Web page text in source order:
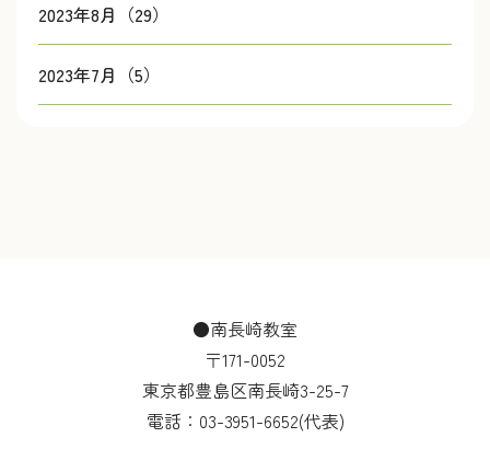
2023年8月（29）
2023年7月（5）
●南長崎教室
〒171-0052
東京都豊島区南長崎3-25-7
電話： 03-3951-6652(代表)